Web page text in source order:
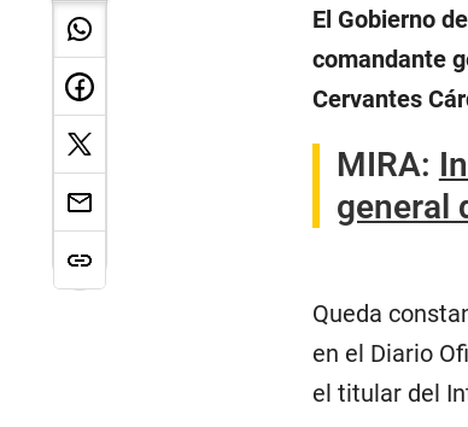
El Gobierno
comandante
Cervantes
MIRA:
general
Queda
en el Diario
el titular del